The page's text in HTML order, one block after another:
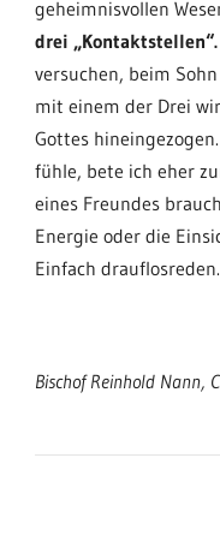
geheimnisvollen
drei „Kontaktstellen“.
versuchen, beim
mit einem der Drei
Gottes
fühle, bete ich eher
eines Freundes
Energie oder die
Einfach drauflosreden.
Bischof Reinhold Nann,